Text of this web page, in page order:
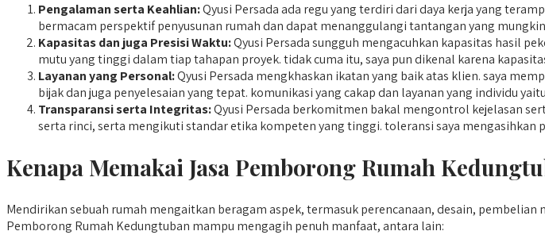
Pengalaman serta Keahlian:Qyusi Persada ada regu yang terdiri dari daya kerja yang
bermacam perspektif penyusunan rumah dan dapat menanggulangi tantangan yang
Kapasitas dan juga Presisi Waktu:Qyusi Persada sungguh mengacuhkan kapasitas hasil
mutu yang tinggi dalam tiap tahapan proyek. tidak cuma itu, saya pun dikenal karena
Layanan yang Personal:Qyusi Persada mengkhaskan ikatan yang baik atas klien. saya
bijak dan juga penyelesaian yang tepat. komunikasi yang cakap dan layanan yang individu
Transparansi serta Integritas:Qyusi Persada berkomitmen bakal mengontrol kejelasan
serta rinci, serta mengikuti standar etika kompeten yang tinggi. toleransi saya
Kenapa Memakai Jasa Pemborong Rumah
Mendirikan sebuah rumah mengaitkan beragam aspek, termasuk perencanaan, desain,
Pemborong Rumah Kedungtuban mampu mengagih penuh manfaat, antara lain: